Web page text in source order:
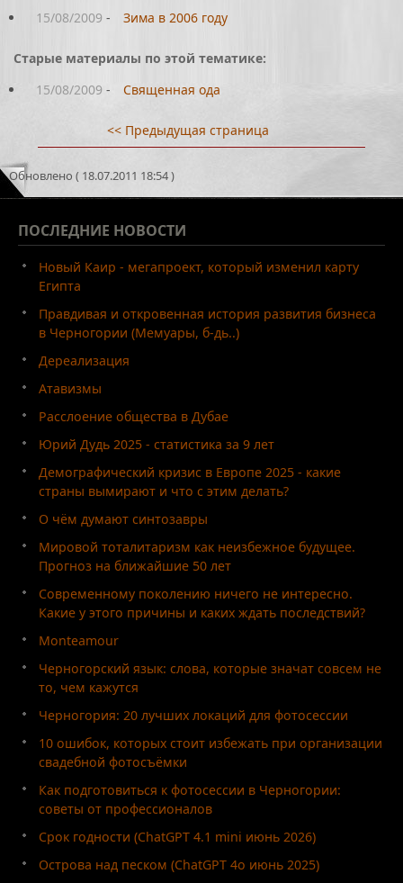
15/08/2009 - Зима в 2006 году
Старые материалы по этой тематике:
15/08/2009 - Священная ода
<< Предыдущая страница
Обновлено ( 18.07.2011 18:54 )
ПОСЛЕДНИЕ НОВОСТИ
Новый Каир - мегапроект, который изменил карту
Египта
Правдивая и откровенная история развития бизнеса
в Черногории (Мемуары, б-дь..)
Дереализация
Атавизмы
Расслоение общества в Дубае
Юрий Дудь 2025 - статистика за 9 лет
Демографический кризис в Европе 2025 - какие
страны вымирают и что с этим делать?
О чём думают синтозавры
Мировой тоталитаризм как неизбежное будущее.
Прогноз на ближайшие 50 лет
Современному поколению ничего не интересно.
Какие у этого причины и каких ждать последствий?
Monteamour
Черногорский язык: слова, которые значат совсем не
то, чем кажутся
Черногория: 20 лучших локаций для фотосессии
10 ошибок, которых стоит избежать при организации
свадебной фотосъёмки
Как подготовиться к фотосессии в Черногории:
советы от профессионалов
Срок годности (ChatGPT 4.1 mini июнь 2026)
Острова над песком (ChatGPT 4o июнь 2025)